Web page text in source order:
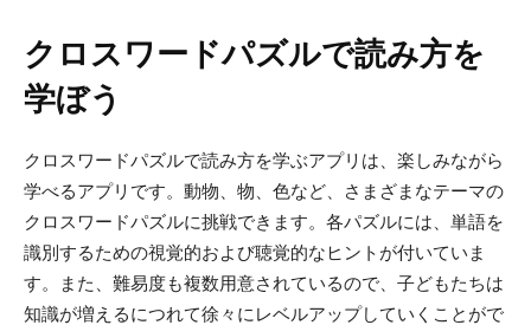
クロスワードパズルで読み方を
学ぼう
クロスワードパズルで読み方を学ぶアプリは、楽しみながら
学べるアプリです。動物、物、色など、さまざまなテーマの
クロスワードパズルに挑戦できます。各パズルには、単語を
識別するための視覚的および聴覚的なヒントが付いていま
す。また、難易度も複数用意されているので、子どもたちは
知識が増えるにつれて徐々にレベルアップしていくことがで